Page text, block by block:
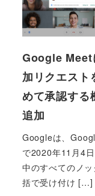
Google Meet
加リクエスト
めて承認する
追加
Googleは、
で2020年11月4
中のすべてのノ
括で受け付け […]